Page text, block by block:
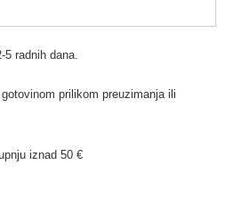
radnih dana.
prilikom preuzimanja ili
iznad 50 €